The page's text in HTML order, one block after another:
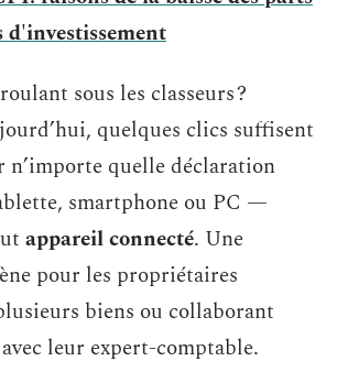
d'investissement
sous les classeurs ?
quelques clics suffisent
n’importe quelle déclaration
smartphone ou PC —
appareil connecté. Une
pour les propriétaires
biens ou collaborant
leur expert-comptable.